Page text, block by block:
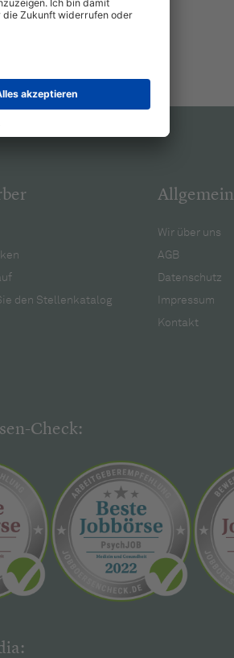
den Stellenkatalog
Allgemein
Wir über uns
AGB
Datenschutz
Impressum
Kontakt
Check: